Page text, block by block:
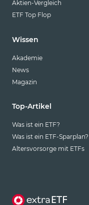
Aktien-Vergleich
ETF Top Flop
Wissen
Akademie
News
Magazin
Top-Artikel
Was ist ein ETF?
Was ist ein ETF-Sparplan?
Altersvorsorge mit ETFs